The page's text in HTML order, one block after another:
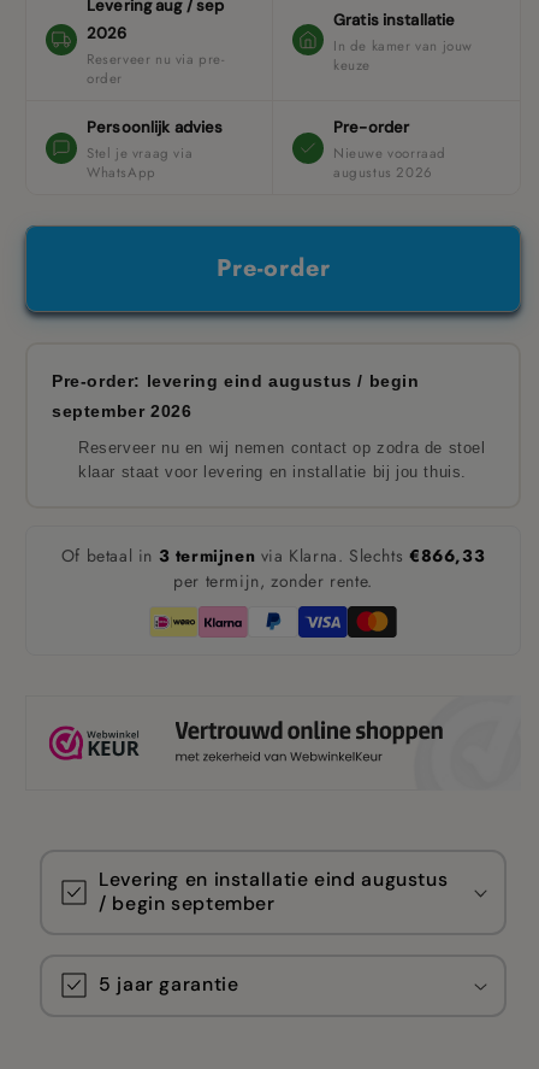
Levering aug / sep
2026
Reserveer nu via pre-
order
Gratis installatie
In de kamer van jouw
keuze
Persoonlijk advies
Stel je vraag via
WhatsApp
Pre-order
Nieuwe voorraad
augustus 2026
Pre-order
Pre-order: levering eind augustus / begin
september 2026
Reserveer nu en wij nemen contact op zodra de stoel
klaar staat voor levering en installatie bij jou thuis.
Of betaal in 3 termijnen via Klarna. Slechts €866,33
per termijn, zonder rente.
Levering en installatie eind augustus
/ begin september
5 jaar garantie